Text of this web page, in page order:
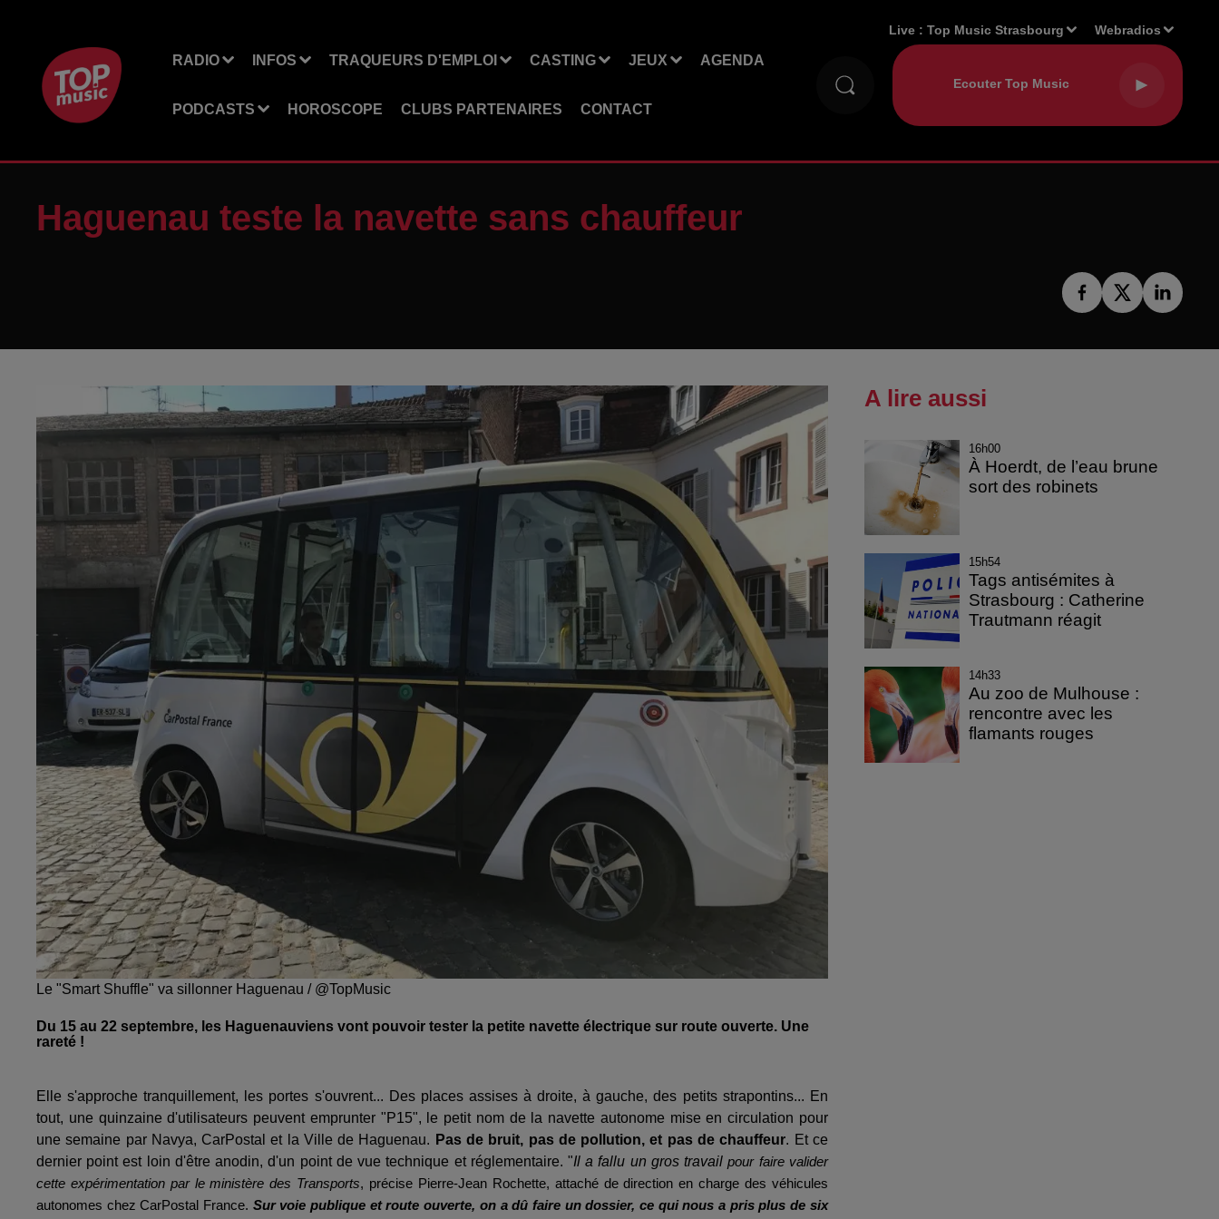
RADIO INFOS TRAQUEURS D'EMPLOI CASTING JEUX AGENDA
PODCASTS HOROSCOPE CLUBS PARTENAIRES CONTACT
Live :Top Music Strasbourg Webradios
Haguenau teste la navette sans chauffeur
Le "Smart Shuffle" va sillonner Haguenau / @TopMusic
Du 15 au 22 septembre, les Haguenauviens vont pouvoir tester la petite navette électrique sur route ouverte. Une
rareté !
Elle s'approche tranquillement, les portes s'ouvrent... Des places assises à droite, à gauche, des petits strapontins... En
tout, une quinzaine d'utilisateurs peuvent emprunter "P15", le petit nom de la navette autonome mise en circulation pour
une semaine par Navya, CarPostal et la Ville de Haguenau. Pas de bruit, pas de pollution, et pas de chauffeur. Et ce
dernier point est loin d'être anodin, d'un point de vue technique et réglementaire. "Il a fallu un gros travailpour faire valider
cette expérimentation par le ministère des Transports, précise Pierre-Jean Rochette, attaché de direction en charge des véhicules
autonomes chez CarPostal France. Sur voie publique et route ouverte, on a dû faire un dossier, ce qui nous a pris plus de six
A lire aussi
16h00
À Hoerdt, de l’eau brune
sort des robinets
15h54
Tags antisémites à
Strasbourg : Catherine
Trautmann réagit
14h33
Au zoo de Mulhouse :
rencontre avec les
flamants rouges